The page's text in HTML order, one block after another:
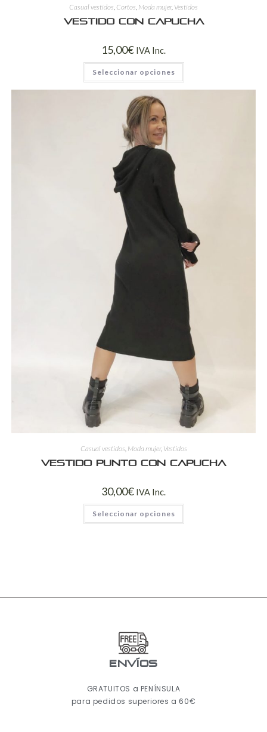
Casual vestidos Cortos Moda mujer, Vestidos
Vestido con capucha
15,00€ IVA Inc.
Seleccionar opciones
Casual vestidos, Moda mujer, Vestidos
Vestido punto con capucha
30,00€ IVA Inc.
Seleccionar opciones
ENVÍOS
GRATUITOS a PENÍNSULA
para pedidos superiores a 60€